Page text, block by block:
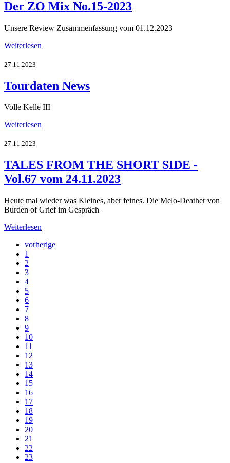
Der ZO Mix No.15-2023
Unsere Review Zusammenfassung vom 01.12.2023
Weiterlesen
27.11.2023
Tourdaten News
Volle Kelle III
Weiterlesen
27.11.2023
TALES FROM THE SHORT SIDE -
Vol.67 vom 24.11.2023
Heute mal wieder was Kleines, aber feines. Die Melo-Deather von
Burden of Grief im Gespräch
Weiterlesen
vorherige
1
2
3
4
5
6
7
8
9
10
11
12
13
14
15
16
17
18
19
20
21
22
23